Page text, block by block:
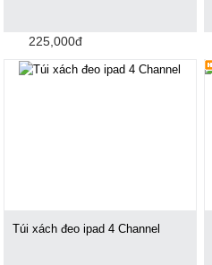
225,000đ
Túi xách đeo ipad 4 Channel